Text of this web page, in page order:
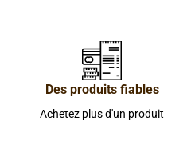
Des produits fiables
Achetez plus d'un produit